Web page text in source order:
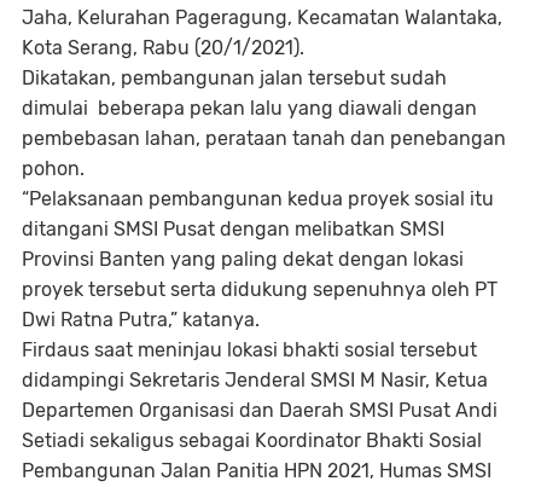
Jaha, Kelurahan Pageragung, Kecamatan Walantaka,
Kota Serang, Rabu (20/1/2021).
Dikatakan, pembangunan jalan tersebut sudah
dimulai beberapa pekan lalu yang diawali dengan
pembebasan lahan, perataan tanah dan penebangan
pohon.
“Pelaksanaan pembangunan kedua proyek sosial itu
ditangani SMSI Pusat dengan melibatkan SMSI
Provinsi Banten yang paling dekat dengan lokasi
proyek tersebut serta didukung sepenuhnya oleh PT
Dwi Ratna Putra,” katanya.
Firdaus saat meninjau lokasi bhakti sosial tersebut
didampingi Sekretaris Jenderal SMSI M Nasir, Ketua
Departemen Organisasi dan Daerah SMSI Pusat Andi
Setiadi sekaligus sebagai Koordinator Bhakti Sosial
Pembangunan Jalan Panitia HPN 2021, Humas SMSI